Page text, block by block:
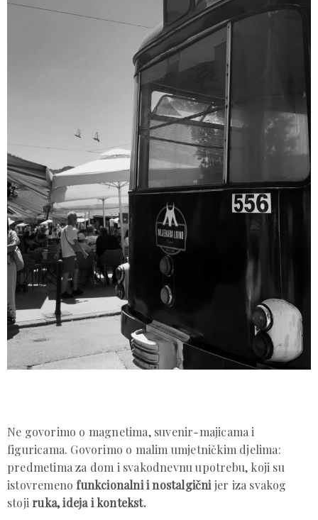
Ne govorimo o magnetima, suvenir-majicama i
figuricama. Govorimo o malim umjetničkim djelima:
predmetima za dom i svakodnevnu upotrebu, koji su
istovremeno funkcionalni i nostalgični jer iza svakog
stoji ruka, ideja i kontekst.